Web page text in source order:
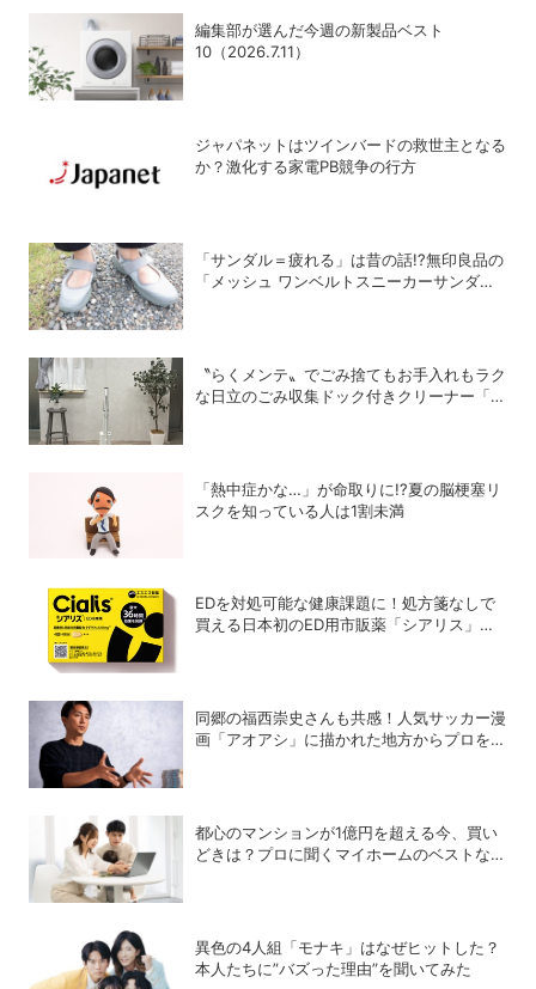
編集部が選んだ今週の新製品ベスト
10（2026.7.11）
ジャパネットはツインバードの救世主となる
か？激化する家電PB競争の行方
「サンダル＝疲れる」は昔の話!?無印良品の
「メッシュ ワンベルトスニーカーサンダ
〝らくメンテ〟でごみ捨てもお手入れもラク
な日立のごみ収集ドック付きクリーナー「ら
「熱中症かな…」が命取りに!?夏の脳梗塞リ
スクを知っている人は1割未満
EDを対処可能な健康課題に！処方箋なしで
買える日本初のED用市販薬「シアリス」が
同郷の福西崇史さんも共感！人気サッカー漫
画「アオアシ」に描かれた地方からプロを目
都心のマンションが1億円を超える今、買い
どきは？プロに聞くマイホームのベストな購
異色の4人組「モナキ」はなぜヒットした？
本人たちに”バズった理由”を聞いてみた